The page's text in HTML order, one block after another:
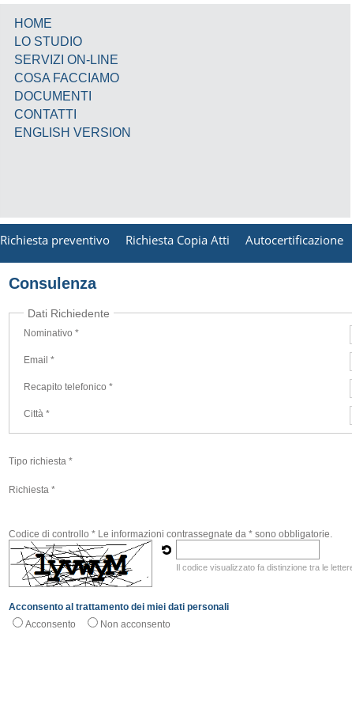
HOME
LO STUDIO
SERVIZI ON-LINE
COSA FACCIAMO
DOCUMENTI
CONTATTI
ENGLISH VERSION
Richiesta preventivo Richiesta Copia Atti Autocertificazione
Consulenza
Dati Richiedente
Nominativo *
Email *
Recapito telefonico *
Città *
Tipo richiesta *
Richiesta *
Codice di controllo *
Il codice visualizzato fa distinzione tra le
Le informazioni contrassegnate da * sono obbligatorie.
Acconsento al trattamento dei miei dati personali
Acconsento
Non acconsento